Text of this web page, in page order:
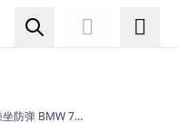
坐防弹 BMW 7